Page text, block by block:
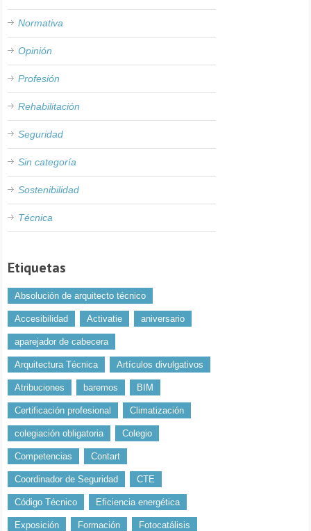
Normativa
Opinión
Profesión
Rehabilitación
Seguridad
Sin categoría
Sostenibilidad
Técnica
Etiquetas
Absolución de arquitecto técnico
Accesibilidad Activatie aniversario
aparejador de cabecera
Arquitectura Técnica Artículos divulgativos
Atribuciones baremos BIM
Certificación profesional Climatización
colegiación obligatoria Colegio
Competencias Contart
Coordinador de Seguridad CTE
Código Técnico Eficiencia energética
Exposición Formación Fotocatálisis